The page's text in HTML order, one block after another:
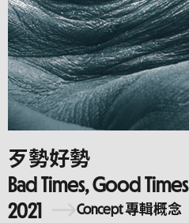
歹勢好勢
Bad Times, Good Times
2021
Concept 專輯概念